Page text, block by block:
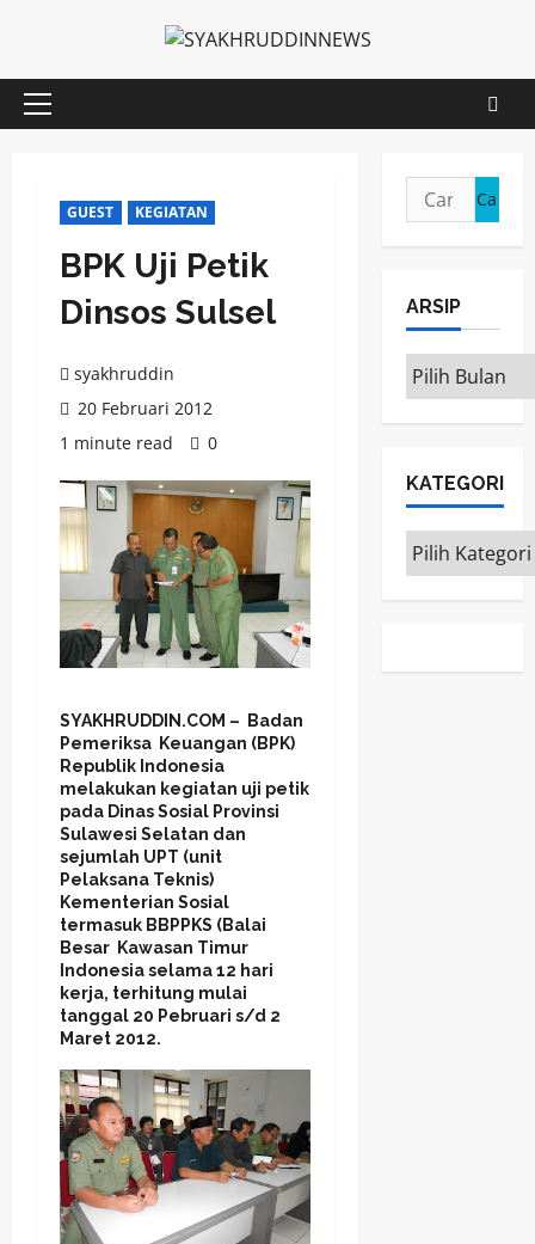
content
Primary
GUEST KEGIATAN
BPK Uji Petik
Dinsos Sulsel
syakhruddin
20 Februari 2012
1 minute read
0
SYAKHRUDDIN.COM – Badan
Pemeriksa Keuangan (BPK)
Republik Indonesia
melakukan kegiatan uji petik
pada Dinas Sosial Provinsi
Sulawesi Selatan dan
sejumlah UPT (unit
Pelaksana Teknis)
Kementerian Sosial
termasuk BBPPKS (Balai
Besar Kawasan Timur
Indonesia selama 12 hari
kerja, terhitung mulai
tanggal 20 Pebruari s/d 2
Maret 2012.
Cari
untuk:
ARSIP
ARSIP
KATEGORI
Kategori